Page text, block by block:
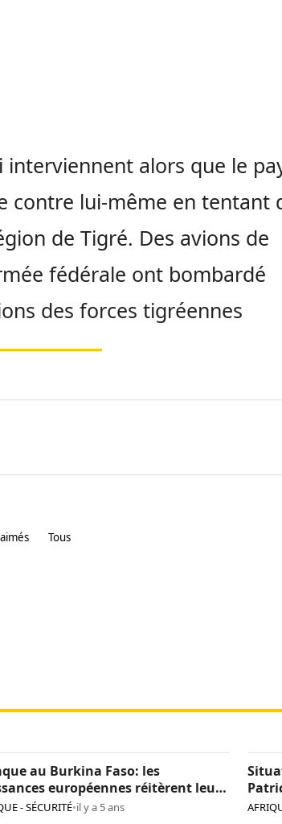
interviennent alors que le
contre lui-même en tentant
de Tigré. Des avions de
fédérale ont bombardé
des forces tigréennes
Tous
au Burkina Faso: les
européennes réitèrent leur
face au terrorisme
- SÉCURITÉ•il y a 5 ans